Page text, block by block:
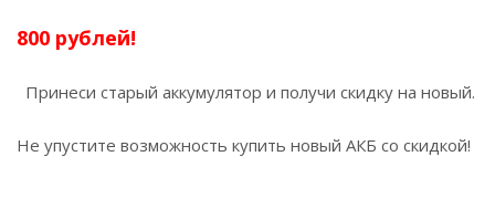
800 рублей!
Принеси старый аккумулятор и получи скидку на новый.
Не упустите возможность купить новый АКБ со скидкой!